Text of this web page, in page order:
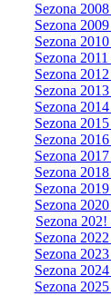
Sezona
Sezona
Sezona
Sezona
Sezona
Sezona
Sezona
Sezona
Sezona
Sezona
Sezona
Sezona
Sezona
Sezona 202!
Sezona
Sezona
Sezona
Sezona